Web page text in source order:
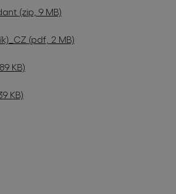
(zip, 9 MB)
(pdf, 2 MB)
KB)
KB)